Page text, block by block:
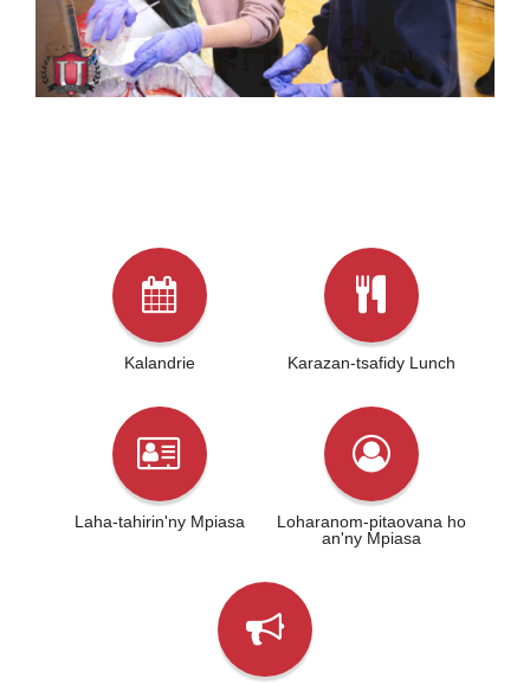
Kalandrie Karazan-tsafidy Lunch
Laha-tahirin'ny Mpiasa
Loharanom-pitaovana ho
an'ny Mpiasa